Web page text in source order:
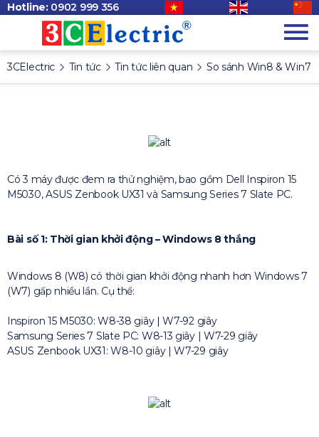
Hotline: 0902 999 356
3CElectric Tin tức Tin tức liên quan So sánh Win8 & Win7
Có 3 máy được đem ra thử nghiệm, bao gồm Dell Inspiron 15
M5030, ASUS Zenbook UX31 và Samsung Series 7 Slate PC.
Bài số 1: Thời gian khởi động – Windows 8 thắng
Windows 8 (W8) có thời gian khởi động nhanh hơn Windows 7
(W7) gấp nhiều lần. Cụ thể:
Inspiron 15 M5030: W8-38 giây | W7-92 giây
Samsung Series 7 Slate PC: W8-13 giây | W7-29 giây
ASUS Zenbook UX31: W8-10 giây | W7-29 giây